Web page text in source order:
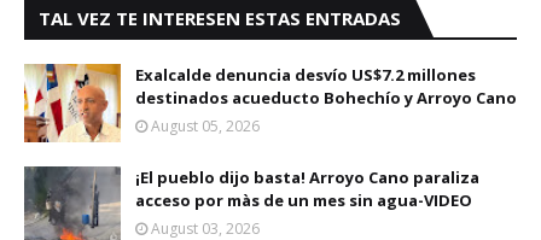
TAL VEZ TE INTERESEN ESTAS ENTRADAS
Exalcalde denuncia desvío US$7.2 millones
destinados acueducto Bohechío y Arroyo Cano
August 05, 2026
¡El pueblo dijo basta! Arroyo Cano paraliza
acceso por màs de un mes sin agua-VIDEO
August 03, 2026